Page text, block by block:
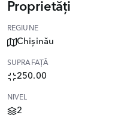
Proprietăți
REGIUNE
Chișinău
SUPRAFAȚĂ
250.00
NIVEL
2